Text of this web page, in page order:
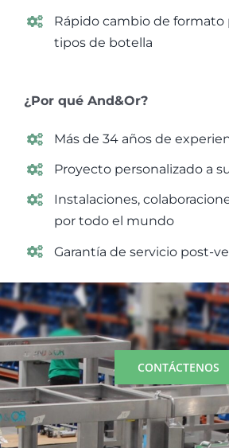
Rápido cambio de formato
tipos de botella
¿Por qué And&Or?
Más de 34 años de
Proyecto personalizado a
Instalaciones,
por todo el mundo
Garantía de servicio post-
CONTÁCTENOS